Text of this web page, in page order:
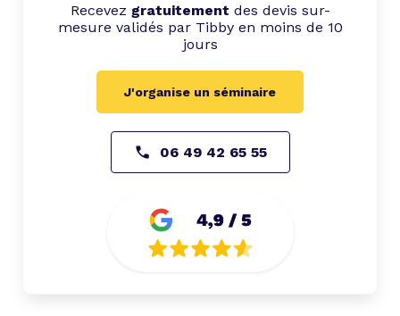
Recevez gratuitement des devis sur-
mesure validés par Tibby en moins de 10
jours
J'organise un séminaire
06 49 42 65 55